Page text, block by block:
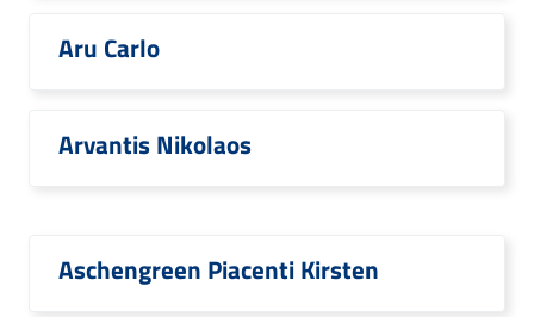
Aru Carlo
Arvantis Nikolaos
Aschengreen Piacenti Kirsten